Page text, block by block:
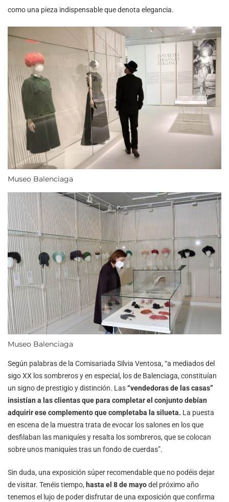
como una pieza indispensable que denota elegancia.
Museo Balenciaga
Museo Balenciaga
Según palabras de la Comisariada Silvia Ventosa, “a mediados del
sigo XX los sombreros y en especial, los de Balenciaga, constituían
un signo de prestigio y distinción. Las“vendedoras de las casas”
insistían a las clientas que para completar el conjunto debían
adquirir ese complemento que completaba la silueta. La puesta
en escena de la muestra trata de evocar los salones en los que
desfilaban las maniquíes y resalta los sombreros, que se colocan
sobre unos maniquíes tras un fondo de cuerdas”.
Sin duda, una exposición súper recomendable que no podéis dejar
de visitar. Tenéis tiempo, hasta el 8 de mayodel próximo año
tenemos el lujo de poder disfrutar de una exposición que confirma